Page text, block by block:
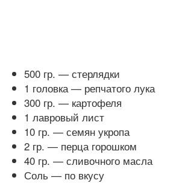
500 гр. — стерлядки
1 головка — репчатого лука
300 гр. — картофеля
1 лавровый лист
10 гр. — семян укропа
2 гр. — перца горошком
40 гр. — сливочного масла
Соль — по вкусу